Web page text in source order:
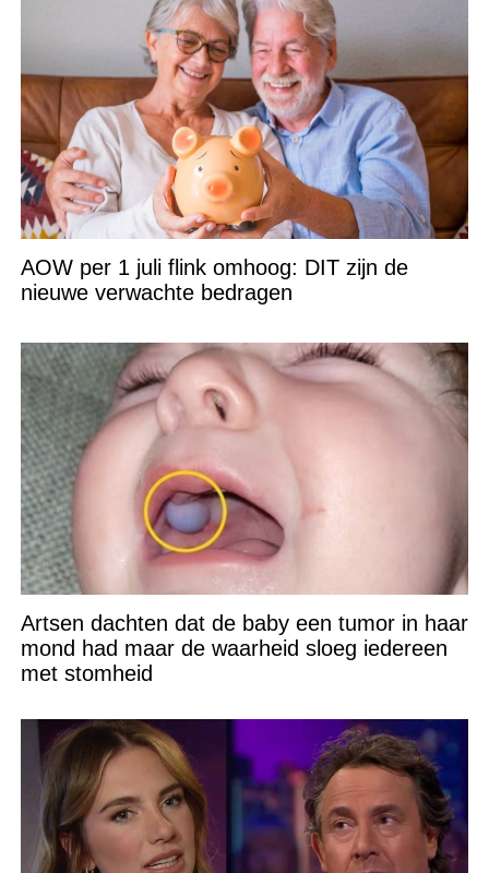
AOW per 1 juli flink omhoog: DIT zijn de
nieuwe verwachte bedragen
Artsen dachten dat de baby een tumor in haar
mond had maar de waarheid sloeg iedereen
met stomheid